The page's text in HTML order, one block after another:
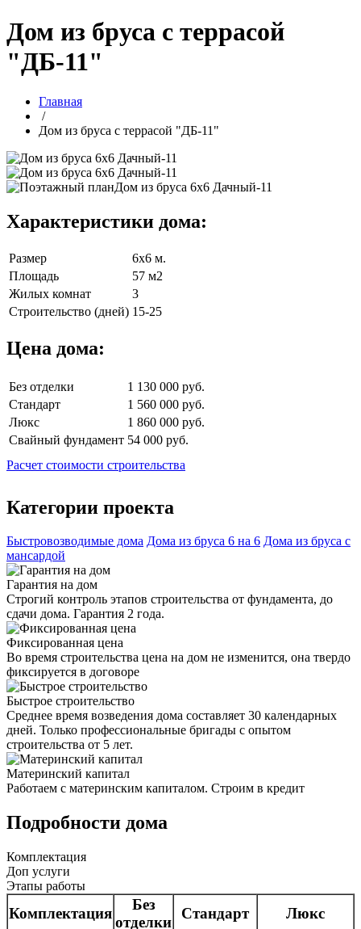
Дом из бруса с террасой
"ДБ-11"
Главная
/
Дом из бруса с террасой "ДБ-11"
Характеристики дома:
Размер
6х6 м.
Площадь
57 м2
Жилых комнат
3
Строительство (дней) 15-25
Цена дома:
Без отделки
1 130 000 руб.
Стандарт
1 560 000 руб.
Люкс
1 860 000 руб.
Свайный фундамент 54 000 руб.
Расчет стоимости строительства
Категории проекта
Быстровозводимые дома Дома из бруса 6 на 6 Дома из бруса с
мансардой
Гарантия на дом
Строгий контроль этапов строительства от фундамента, до
сдачи дома. Гарантия 2 года.
Фиксированная цена
Во время строительства цена на дом не изменится, она твердо
фиксируется в договоре
Быстрое строительство
Среднее время возведения дома составляет 30 календарных
дней. Только профессиональные бригады с опытом
строительства от 5 лет.
Материнский капитал
Работаем с материнским капиталом. Строим в кредит
Подробности дома
Комплектация
Доп услуги
Этапы работы
Комплектация
Без
отделки
Стандарт Люкс